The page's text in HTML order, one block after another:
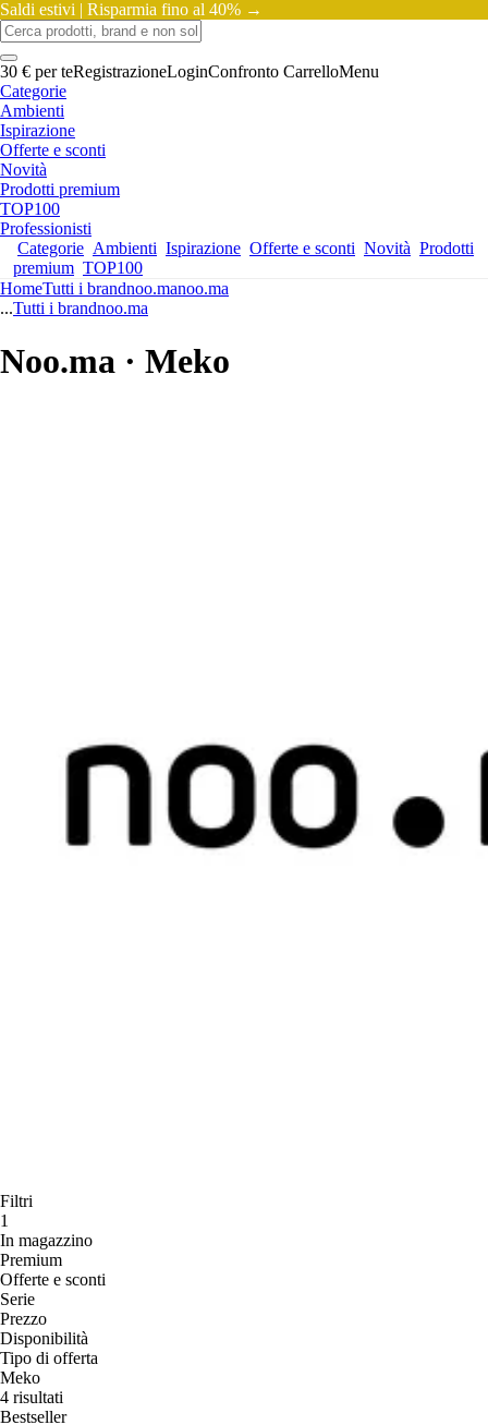
Saldi estivi | Risparmia fino al 40% →
30 € per teRegistrazioneLoginConfronto CarrelloMenu
Categorie
Ambienti
Ispirazione
Offerte e sconti
Novità
Prodotti premium
TOP100
Professionisti
Categorie Ambienti Ispirazione Offerte e sconti Novità Prodotti
premium TOP100
HomeTutti i brandnoo.manoo.ma
...Tutti i brandnoo.ma
Noo.ma · Meko
Filtri
1
In magazzino
Premium
Offerte e sconti
Serie
Prezzo
Disponibilità
Tipo di offerta
Meko
4 risultati
Bestseller